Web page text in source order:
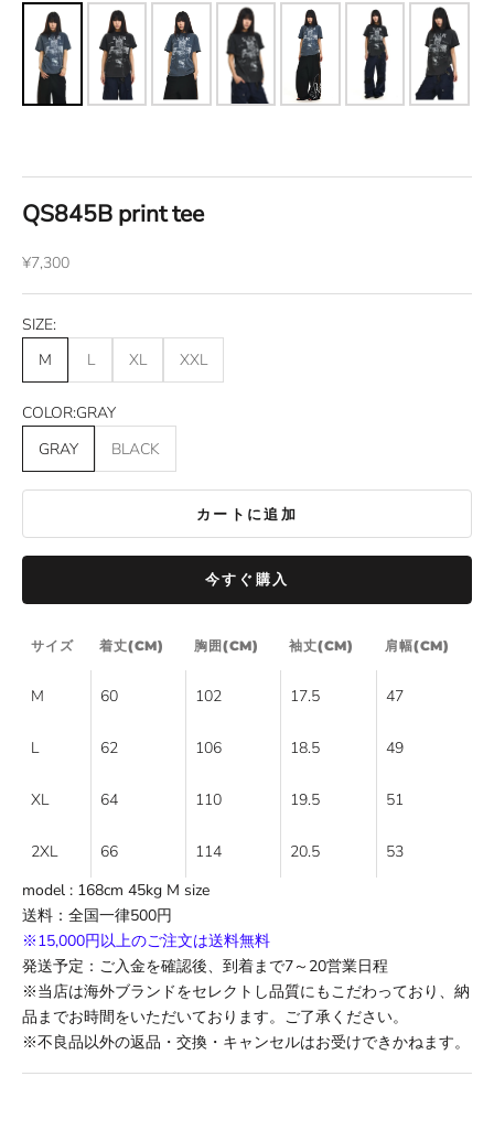
QS845B print tee
セール価格
¥7,300
SIZE:
M
L XL XXL
COLOR:GRAY
GRAY
BLACK
カートに追加
今すぐ購入
サイズ 着丈(CM) 胸囲(CM) 袖丈(CM) 肩幅(CM)
M 60 102 17.5 47
L 62 106 18.5 49
XL 64 110 19.5 51
2XL 66 114 20.5
53
model : 168cm 45kg M size
送料 ：全国一律500円
※15,000円以上のご注文は送料無料
発送予定：ご入金を確認後、到着まで7～ 20営業日程
※当店は海外ブランドをセレクトし品質にもこだわっており、納
品までお時間をいただいております。ご了承ください。
※不良品以外の返品・交換・キャンセルはお受けできかねます。